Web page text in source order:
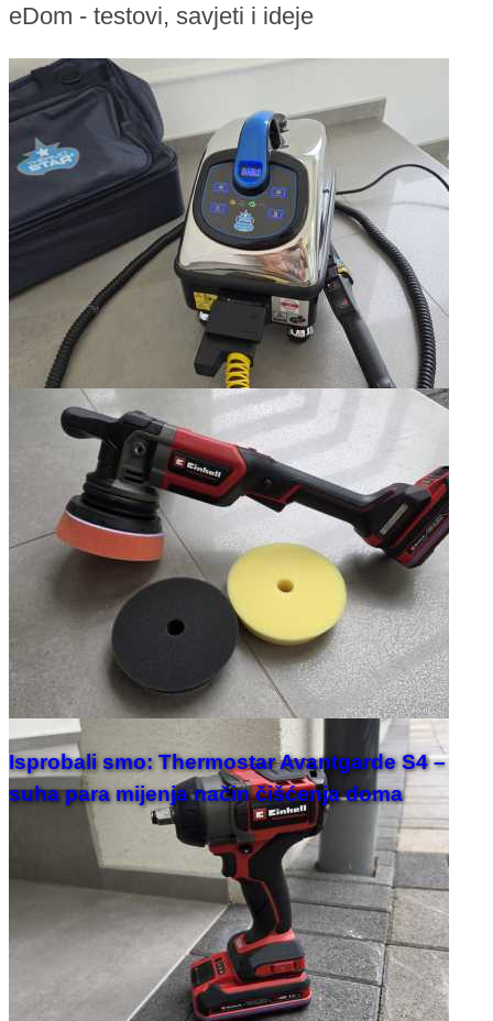
eDom - testovi, savjeti i ideje
Isprobali smo: Thermostar Avantgarde S4 –
suha para mijenja način čišćenja doma